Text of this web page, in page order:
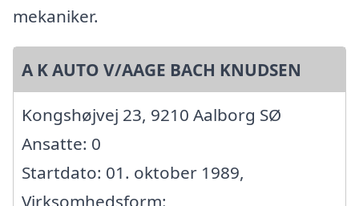
mekaniker.
A K AUTO V/AAGE BACH KNUDSEN
Kongshøjvej 23, 9210 Aalborg SØ
Ansatte: 0
Startdato: 01. oktober 1989,
Virksomhedsform: